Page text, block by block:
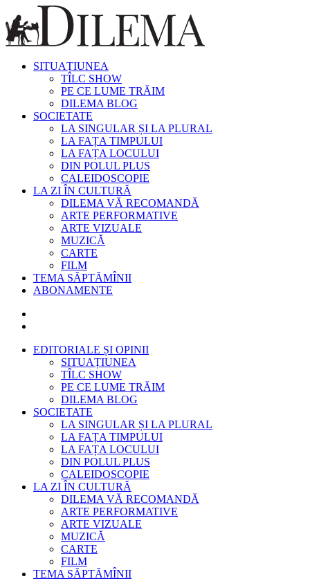
SITUAȚIUNEA
TÎLC SHOW
PE CE LUME TRĂIM
DILEMA BLOG
SOCIETATE
LA SINGULAR ȘI LA PLURAL
LA FAȚA TIMPULUI
LA FAȚA LOCULUI
DIN POLUL PLUS
CALEIDOSCOPIE
LA ZI ÎN CULTURĂ
DILEMA VĂ RECOMANDĂ
ARTE PERFORMATIVE
ARTE VIZUALE
MUZICĂ
CARTE
FILM
TEMA SĂPTĂMÎNII
ABONAMENTE
EDITORIALE ȘI OPINII
SITUAȚIUNEA
TÎLC SHOW
PE CE LUME TRĂIM
DILEMA BLOG
SOCIETATE
LA SINGULAR ȘI LA PLURAL
LA FAȚA TIMPULUI
LA FAȚA LOCULUI
DIN POLUL PLUS
CALEIDOSCOPIE
LA ZI ÎN CULTURĂ
DILEMA VĂ RECOMANDĂ
ARTE PERFORMATIVE
ARTE VIZUALE
MUZICĂ
CARTE
FILM
TEMA SĂPTĂMÎNII